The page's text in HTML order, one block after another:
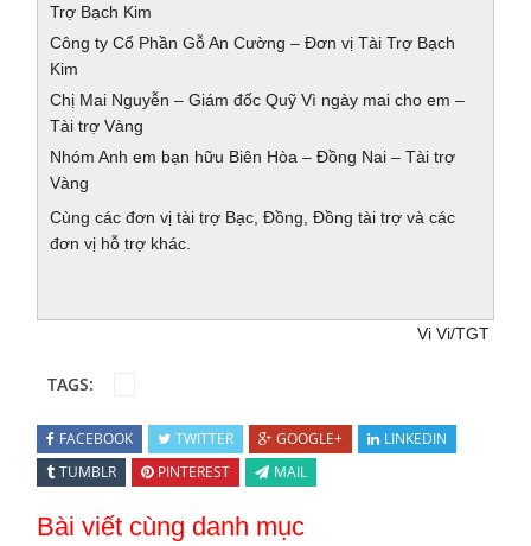
Trợ Bạch Kim
Công ty Cổ Phần Gỗ An Cường – Đơn vị Tài Trợ Bạch
Kim
Chị Mai Nguyễn – Giám đốc Quỹ Vì ngày mai cho em –
Tài trợ Vàng
Nhóm Anh em bạn hữu Biên Hòa – Đồng Nai – Tài trợ
Vàng
Cùng các đơn vị tài trợ Bạc, Đồng, Đồng tài trợ và các
đơn vị hỗ trợ khác.
Vi Vi/TGT
TAGS:
FACEBOOK TWITTER GOOGLE+
LINKEDIN
TUMBLR
PINTEREST MAIL
Bài viết cùng danh mục